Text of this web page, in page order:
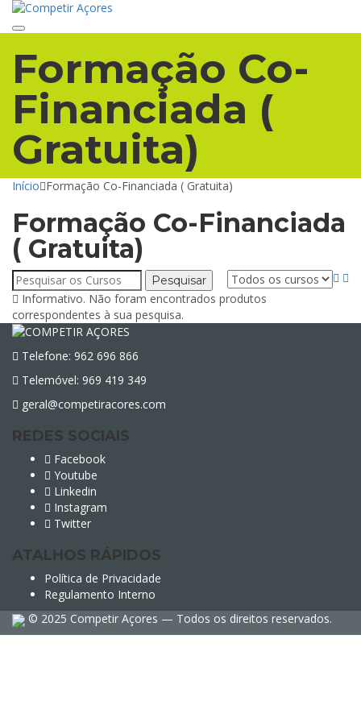
Toggle navigation
Formação Co-
Financiada (
Gratuita)
Início Formação Co-Financiada ( Gratuita)
Formação Co-Financiada
( Gratuita)
Pesquisar
por:Informativo. Não foram encontrados produtos
correspondentes à sua pesquisa.
Telefone: 962 696 866
Telemóvel: 969 419 349
geral@competiracores.com
REDES SOCIAIS
Facebook
Youtube
Linkedin
Instagram
Twitter
ATALHOS RÁPIDOS
Política de Privacidade
Regulamento Interno
© 2025 Competir Açores — Todos os direitos reservados.